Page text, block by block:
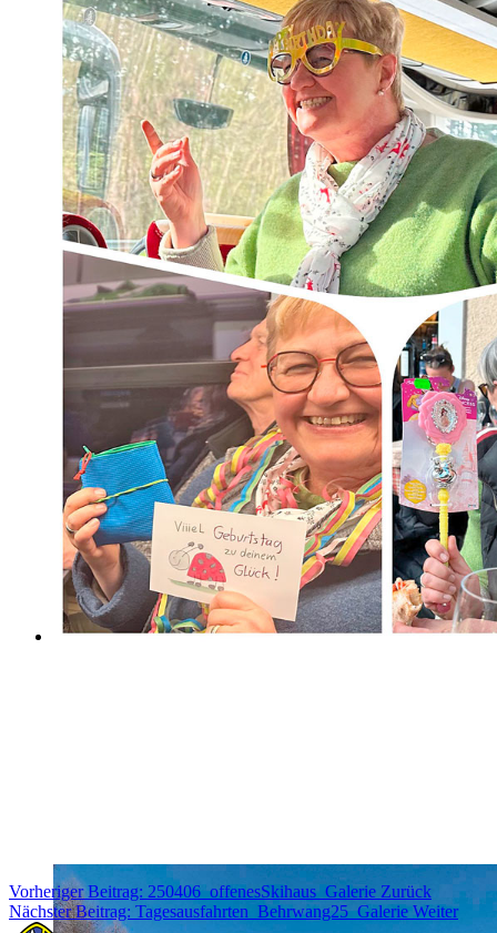
Vorheriger Beitrag: 250406_offenesSkihaus_Galerie Zurück
Nächster Beitrag: Tagesausfahrten_Behrwang25_GalerieWeiter